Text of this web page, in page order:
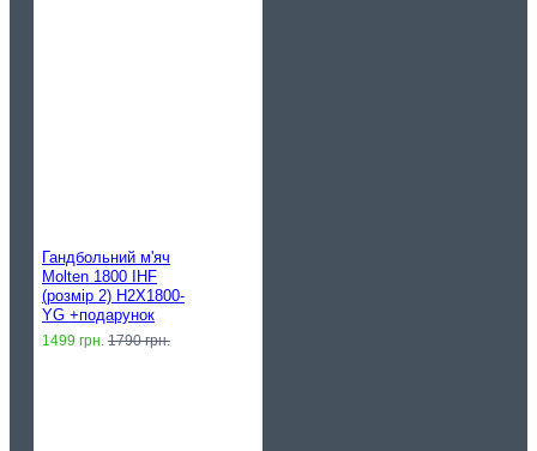
Гандбольний м'яч
Molten 1800 IHF
(розмір 2) H2X1800-
YG +подарунок
1499 грн. 1790 грн.